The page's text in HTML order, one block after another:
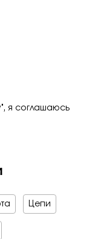
я соглашаюсь
Цепи